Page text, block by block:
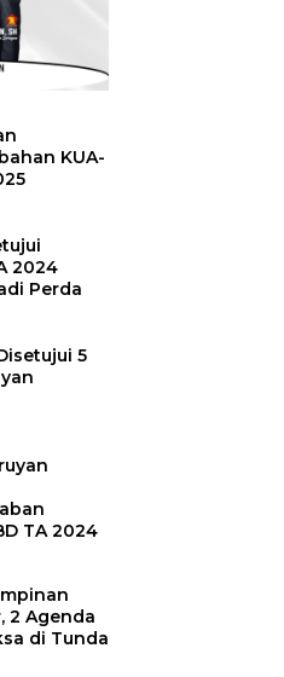
KUA-
2024
Perda
5
TA 2024
2 Agenda
di Tunda